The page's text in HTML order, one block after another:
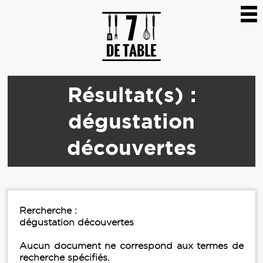
Résultat(s) :
dégustation
découvertes
Rercherche :
dégustation découvertes
Aucun document ne correspond aux termes de
recherche spécifiés.